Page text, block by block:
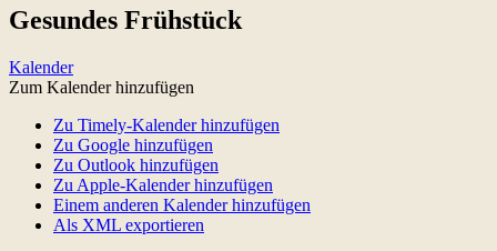
Gesundes Frühstück
Kalender
Zum Kalender hinzufügen
Zu Timely-Kalender hinzufügen
Zu Google hinzufügen
Zu Outlook hinzufügen
Zu Apple-Kalender hinzufügen
Einem anderen Kalender hinzufügen
Als XML exportieren